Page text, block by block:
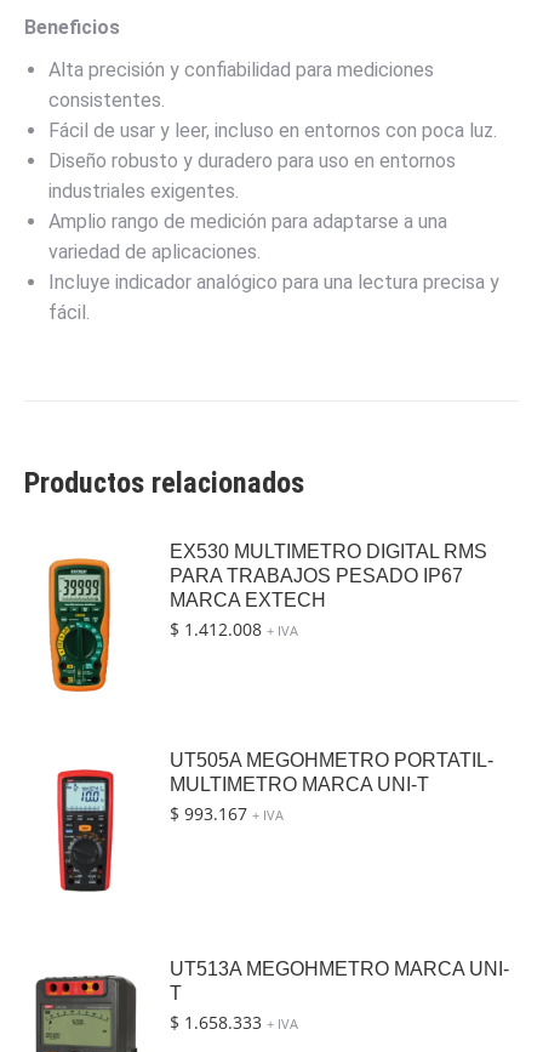
Beneficios
Alta precisión y confiabilidad para mediciones
consistentes.
Fácil de usar y leer, incluso en entornos con poca luz.
Diseño robusto y duradero para uso en entornos
industriales exigentes.
Amplio rango de medición para adaptarse a una
variedad de aplicaciones.
Incluye indicador analógico para una lectura precisa y
fácil.
Productos relacionados
EX530 MULTIMETRO DIGITAL RMS
PARA TRABAJOS PESADO IP67
MARCA EXTECH
$ 1.412.008 + IVA
UT505A MEGOHMETRO PORTATIL-
MULTIMETRO MARCA UNI-T
$ 993.167 + IVA
UT513A MEGOHMETRO MARCA UNI-
T
$ 1.658.333 + IVA